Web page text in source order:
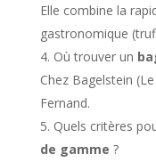
Elle combine la
gastronomique
Où trouver un
Chez Bagelstein
Fernand.
Quels critères
de gamme ?